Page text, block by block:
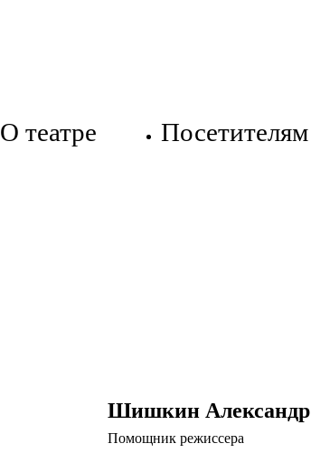
О театре Посетителям
Шишкин Александр
Помощник режиссера